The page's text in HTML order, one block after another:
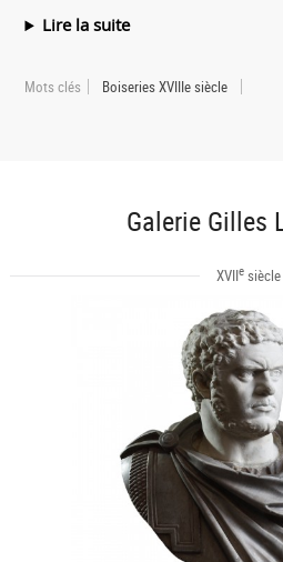
Lire la suite
Mots clés Boiseries XVIIIe siècle
Galerie Gilles
XVIIesiècle